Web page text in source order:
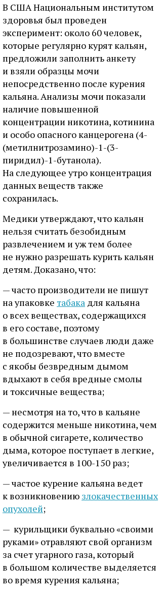
В США Национальным институтом
здоровья был проведен
эксперимент: около 60 человек,
которые регулярно курят кальян,
предложили заполнить анкету
и взяли образцы мочи
непосредственно после курения
кальяна. Анализы мочи показали
наличие повышенной
концентрации никотина, котинина
и особо опасного канцерогена (4-
(метилнитрозамино)-1-(3-
пиридил)-1-бутанола).
На следующее утро концентрация
данных веществ также
сохранилась.
Медики утверждают, что кальян
нельзя считать безобидным
развлечением и уж тем более
не нужно разрешать курить кальян
детям. Доказано, что:
— часто производители не пишут
на упаковке табака для кальяна
о всех веществах, содержащихся
в его составе, поэтому
в большинстве случаев люди даже
не подозревают, что вместе
с якобы безвредным дымом
вдыхают в себя вредные смолы
и токсичные вещества;
— несмотря на то, что в кальяне
содержится меньше никотина, чем
в обычной сигарете, количество
дыма, которое поступает в легкие,
увеличивается в 100-150 раз;
— частое курение кальяна ведет
к возникновению злокачественных
опухолей;
— курильщики буквально «своими
руками» отравляют свой организм
за счет угарного газа, который
в большом количестве выделяется
во время курения кальяна;